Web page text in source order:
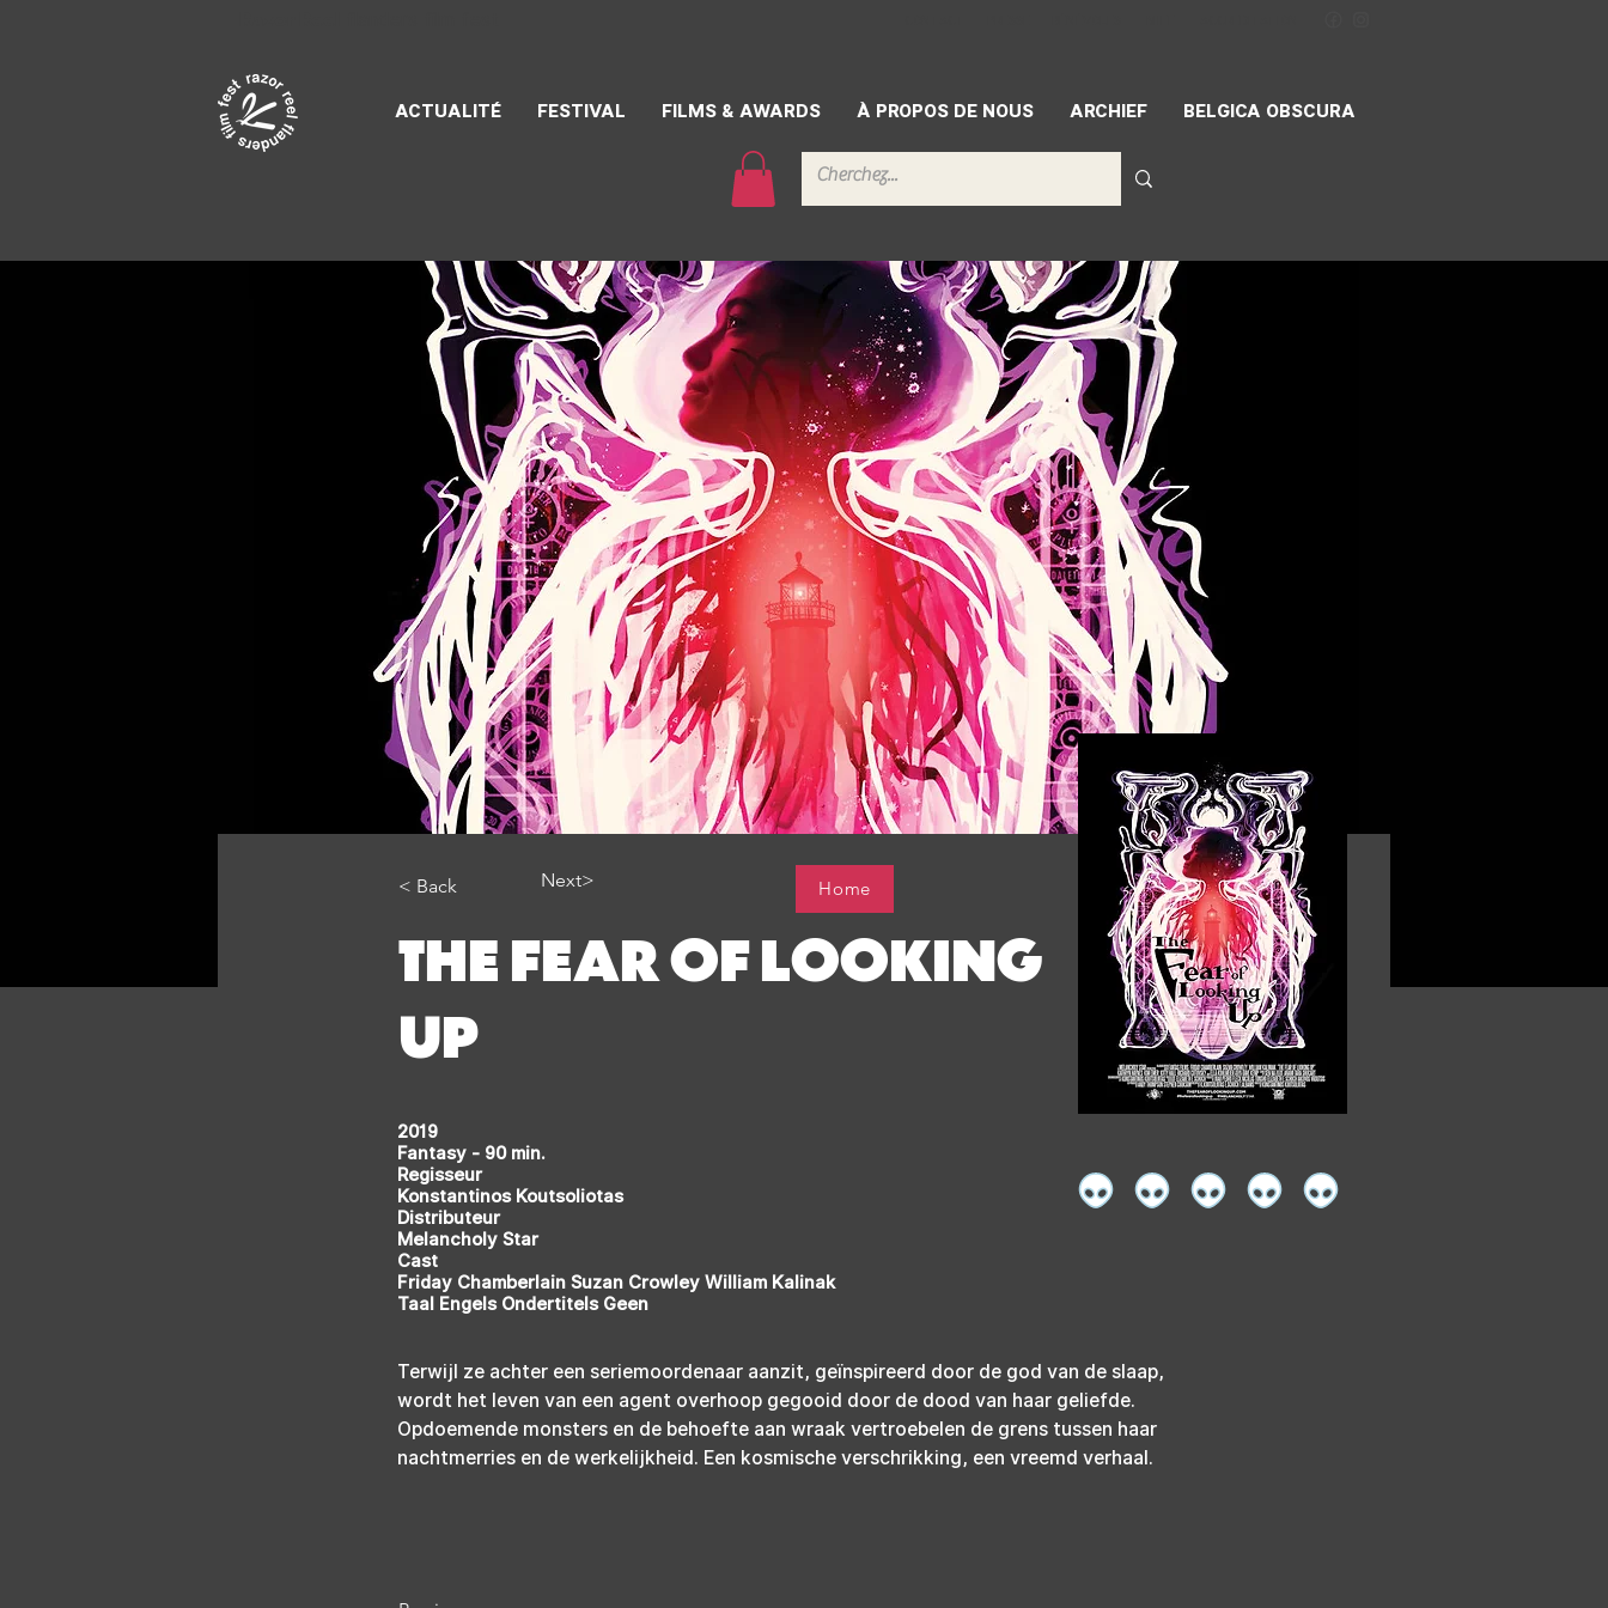
ACTUALITÉ FESTIVAL FILMS & AWARDS À PROPOS DE NOUS ARCHIEF BELGICA OBSCURA
< Back Next> Home
THE FEAR OF LOOKING
UP
2019
Fantasy - 90 min.
Regisseur
Konstantinos Koutsoliotas
Distributeur
Melancholy Star
Cast
Friday Chamberlain Suzan Crowley William Kalinak
Taal Engels Ondertitels Geen
Terwijl ze achter een seriemoordenaar aanzit, geïnspireerd door de god van de slaap,
wordt het leven van een agent overhoop gegooid door de dood van haar geliefde.
Opdoemende monsters en de behoefte aan wraak vertroebelen de grens tussen haar
nachtmerries en de werkelijkheid. Een kosmische verschrikking, een vreemd verhaal.